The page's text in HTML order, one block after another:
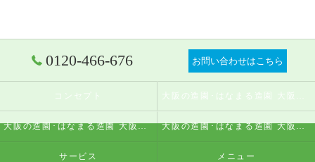
0120-466-676 お問い合わせはこちら
コンセプト
大阪の造園･はなまる造園 大阪店の評判 大阪の造園･はなまる造園 大阪店のお客様の声
サービス メニュー